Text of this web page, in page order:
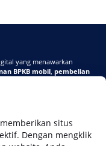
situs
Dengan mengklik
yang menawarkan
BPKB mobil, pembelian